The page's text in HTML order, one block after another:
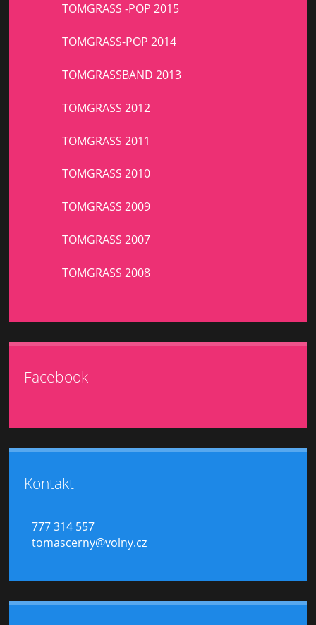
TOMGRASS -POP 2015
TOMGRASS-POP 2014
TOMGRASSBAND 2013
TOMGRASS 2012
TOMGRASS 2011
TOMGRASS 2010
TOMGRASS 2009
TOMGRASS 2007
TOMGRASS 2008
Facebook
Kontakt
777 314 557
tomascerny@volny.cz